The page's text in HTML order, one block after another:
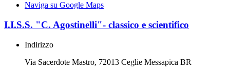
Naviga su Google Maps
I.I.S.S. "C. Agostinelli"- classico e scientifico
Indirizzo
Via Sacerdote Mastro, 72013 Ceglie Messapica BR